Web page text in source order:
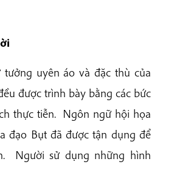
tưởng uyên áo và đặc thù của
được trình bày bằng các bức
thực tiễn. Ngôn ngữ hội họa
đạo Bụt đã được tận dụng để
Người sử dụng những hình